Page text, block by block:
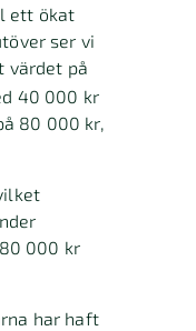
ett ökat
ser vi
värdet på
40 000 kr
80 000 kr,
000 kr
har haft